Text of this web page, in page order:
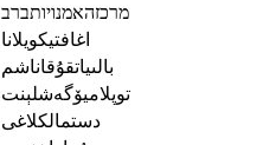
מרכזהאמנויותברב
اغافتيكويلانا
بالىياتقۇقاناشم
توپلاميۆگەشلېنت
دستمالکلاغی